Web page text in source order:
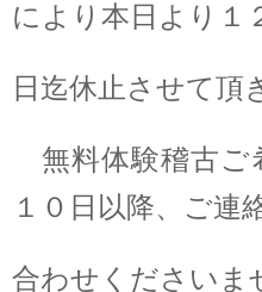
により本日より１
日迄休止させて頂
無料体験稽古ご
１０日以降、ご連
合わせくださいま